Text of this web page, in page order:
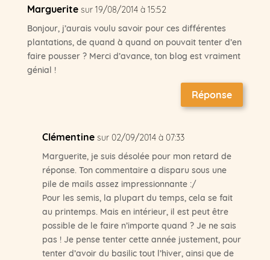
Marguerite sur 19/08/2014 à 15:52
Bonjour, j’aurais voulu savoir pour ces différentes
plantations, de quand à quand on pouvait tenter d’en
faire pousser ? Merci d’avance, ton blog est vraiment
génial !
Réponse
Clémentine sur 02/09/2014 à 07:33
Marguerite, je suis désolée pour mon retard de
réponse. Ton commentaire a disparu sous une
pile de mails assez impressionnante :/
Pour les semis, la plupart du temps, cela se fait
au printemps. Mais en intérieur, il est peut être
possible de le faire n’importe quand ? Je ne sais
pas ! Je pense tenter cette année justement, pour
tenter d’avoir du basilic tout l’hiver, ainsi que de